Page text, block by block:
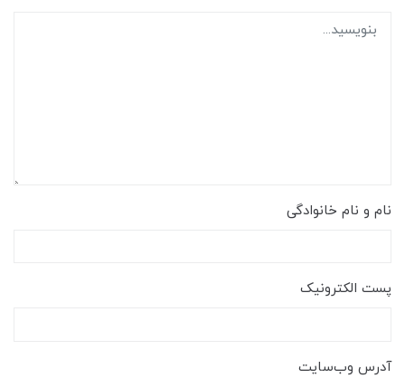
نام و نام خانوادگی
پست الکترونیک
آدرس وب‌سایت